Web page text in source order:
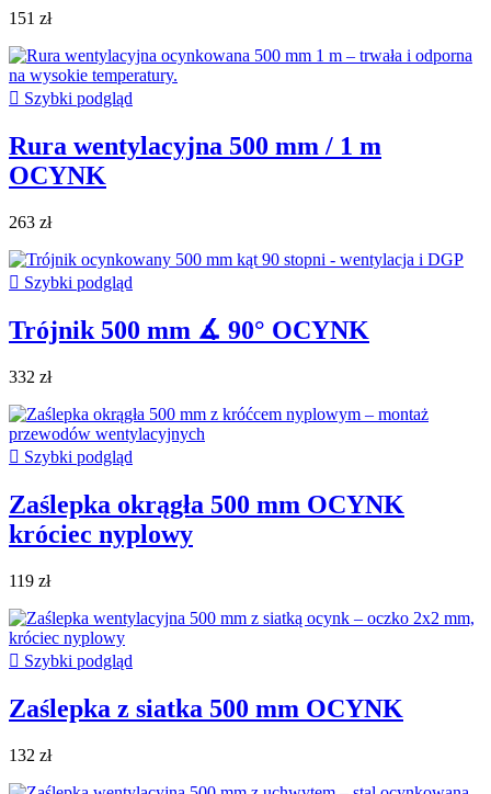
151 zł
 Szybki podgląd
Rura wentylacyjna 500 mm / 1 m
OCYNK
263 zł
 Szybki podgląd
Trójnik 500 mm ∡ 90° OCYNK
332 zł
 Szybki podgląd
Zaślepka okrągła 500 mm OCYNK
króciec nyplowy
119 zł
 Szybki podgląd
Zaślepka z siatka 500 mm OCYNK
132 zł